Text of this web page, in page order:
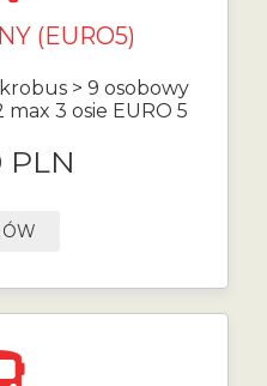
(EURO5)
> 9 osobowy
max 3 osie EURO 5
PLN